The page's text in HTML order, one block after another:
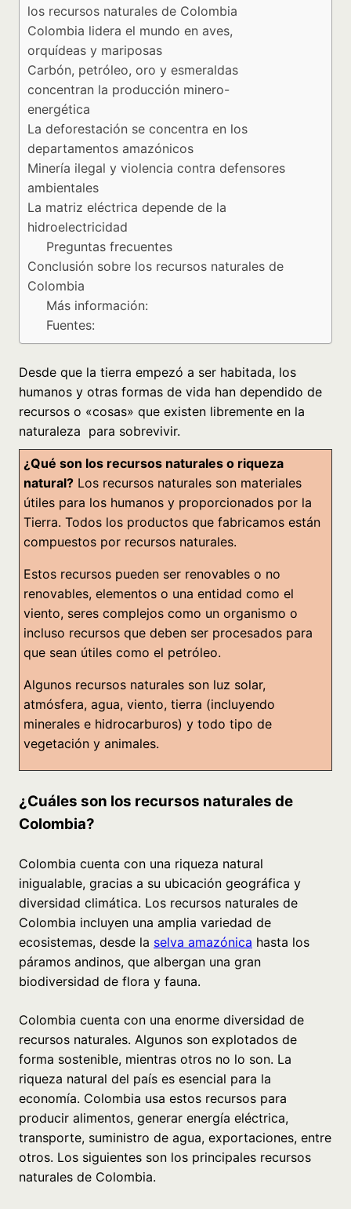
los recursos naturales de Colombia
Colombia lidera el mundo en aves,
orquídeas y mariposas
Carbón, petróleo, oro y esmeraldas
concentran la producción minero-
energética
La deforestación se concentra en los
departamentos amazónicos
Minería ilegal y violencia contra defensores
ambientales
La matriz eléctrica depende de la
hidroelectricidad
Preguntas frecuentes
Conclusión sobre los recursos naturales de
Colombia
Más información:
Fuentes:
Desde que la tierra empezó a ser habitada, los
humanos y otras formas de vida han dependido de
recursos o «cosas» que existen libremente en la
naturaleza para sobrevivir.
¿Qué son los recursos naturales o riqueza
natural? Los recursos naturales son materiales
útiles para los humanos y proporcionados por la
Tierra. Todos los productos que fabricamos están
compuestos por recursos naturales.
Estos recursos pueden ser renovables o no
renovables, elementos o una entidad como el
viento, seres complejos como un organismo o
incluso recursos que deben ser procesados para
que sean útiles como el petróleo.
Algunos recursos naturales son luz solar,
atmósfera, agua, viento, tierra (incluyendo
minerales e hidrocarburos) y todo tipo de
vegetación y animales.
¿Cuáles son los recursos naturales de
Colombia?
Colombia cuenta con una riqueza natural
inigualable, gracias a su ubicación geográfica y
diversidad climática. Los recursos naturales de
Colombia incluyen una amplia variedad de
ecosistemas, desde la selva amazónica hasta los
páramos andinos, que albergan una gran
biodiversidad de flora y fauna.
Colombia cuenta con una enorme diversidad de
recursos naturales. Algunos son explotados de
forma sostenible, mientras otros no lo son. La
riqueza natural del país es esencial para la
economía. Colombia usa estos recursos para
producir alimentos, generar energía eléctrica,
transporte, suministro de agua, exportaciones, entre
otros. Los siguientes son los principales recursos
naturales de Colombia.